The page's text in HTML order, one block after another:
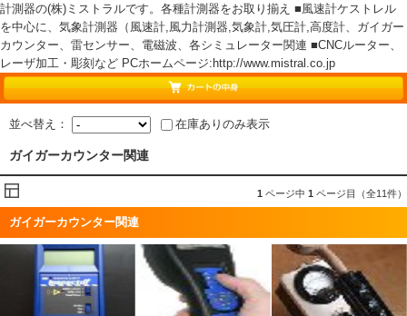
計測器の(株)ミストラルです。各種計測器をお取り揃え ■風速計ケストレル
を中心に、気象計測器（風速計,風力計測器,気象計,気圧計,高度計、ガイガー
カウンター、雷センサー、電磁波、各シミュレーター関連 ■CNCルーター、
レーザ加工・彫刻など PCホームページ:http://www.mistral.co.jp
並べ替え： 在庫ありのみ表示
ガイガーカウンター関連
1 ページ中 1 ページ目（全11件）
ガイガーカウンター関連